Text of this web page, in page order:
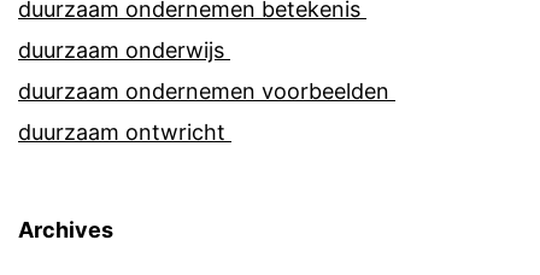
duurzaam ondernemen betekenis
duurzaam onderwijs
duurzaam ondernemen voorbeelden
duurzaam ontwricht
Archives